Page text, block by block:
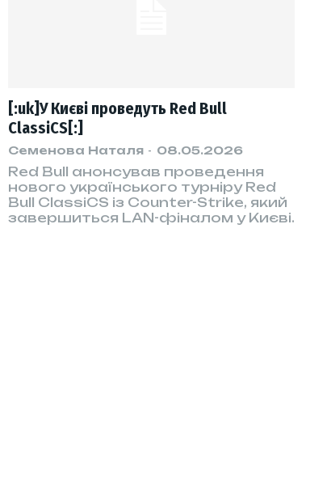
[:uk]У Києві проведуть Red Bull
ClassiCS[:]
Семенова Наталя - 08.05.2026
Red Bull анонсував проведення
нового українського турніру Red
Bull ClassiCS із Counter-Strike, який
завершиться LAN-фіналом у Києві.